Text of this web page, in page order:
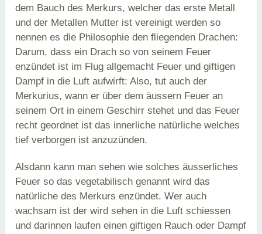
dem Bauch des Merkurs, welcher das erste Metall
und der Metallen Mutter ist vereinigt werden so
nennen es die Philosophie den fliegenden Drachen:
Darum, dass ein Drach so von seinem Feuer
enzündet ist im Flug allgemacht Feuer und giftigen
Dampf in die Luft aufwirft: Also, tut auch der
Merkurius, wann er über dem äussern Feuer an
seinem Ort in einem Geschirr stehet und das Feuer
recht geordnet ist das innerliche natürliche welches
tief verborgen ist anzuzünden.
Alsdann kann man sehen wie solches äusserliches
Feuer so das vegetabilisch genannt wird das
natürliche des Merkurs enzündet. Wer auch
wachsam ist der wird sehen in die Luft schiessen
und darinnen laufen einen giftigen Rauch oder Dampf